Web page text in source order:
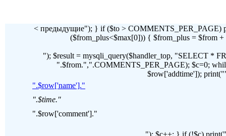
< предыдущие"); } if ($to > COMMENTS_PER_PAGE)
($from_plus<$max[0])) { $from_plus = $from
"); $result = mysqli_query($handler_top, "SELECT *
".$from.",".COMMENTS_PER_PAGE); $c=0;
$row['addtime']);
".$row['name']."
".$time."
".$row['comment']."
"); $c++; } if (!$c)